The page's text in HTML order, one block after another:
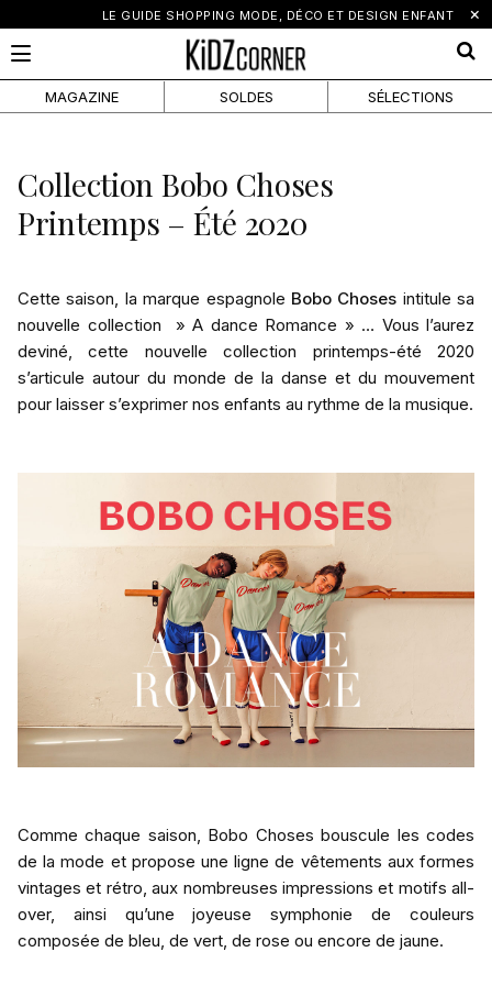
LE GUIDE SHOPPING MODE, DÉCO ET DESIGN ENFANT ×
MAGAZINE SOLDES SÉLECTIONS
Collection Bobo Choses
Printemps – Été 2020
Cette saison, la marque espagnole Bobo Choses intitule sa
nouvelle collection » A dance Romance » … Vous l’aurez
deviné, cette nouvelle collection printemps-été 2020
s’articule autour du monde de la danse et du mouvement
pour laisser s’exprimer nos enfants au rythme de la musique.
Comme chaque saison, Bobo Choses bouscule les codes
de la mode et propose une ligne de vêtements aux formes
vintages et rétro, aux nombreuses impressions et motifs all-
over, ainsi qu’une joyeuse symphonie de couleurs
composée de bleu, de vert, de rose ou encore de jaune.